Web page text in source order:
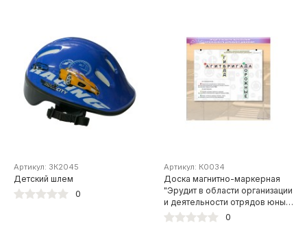
Артикул: ЗК2045
Детский шлем
0
Артикул: К0034
Доска магнитно-маркерная
"Эрудит в области организации
и деятельности отрядов юных
инспекторов движения" с
0